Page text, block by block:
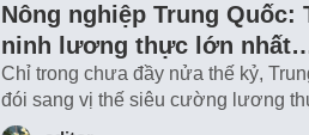
Nông nghiệp Trung
ninh lương thực lớn
Chỉ trong chưa đầy nửa thế kỷ,
đói sang vị thế siêu cường lương